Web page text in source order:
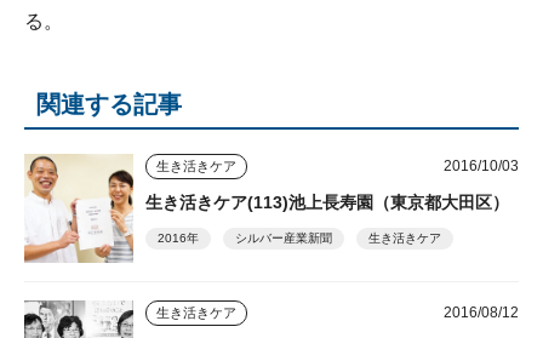
る。
関連する記事
生き活きケア 2016/10/03
生き活きケア(113)池上長寿園（東京都大田区）
2016年 シルバー産業新聞 生き活きケア
生き活きケア 2016/08/12